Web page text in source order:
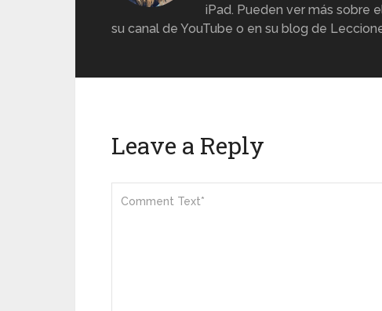
iPad. Pueden ver más sobre
su canal de YouTube o en su blog de
Leave a Reply